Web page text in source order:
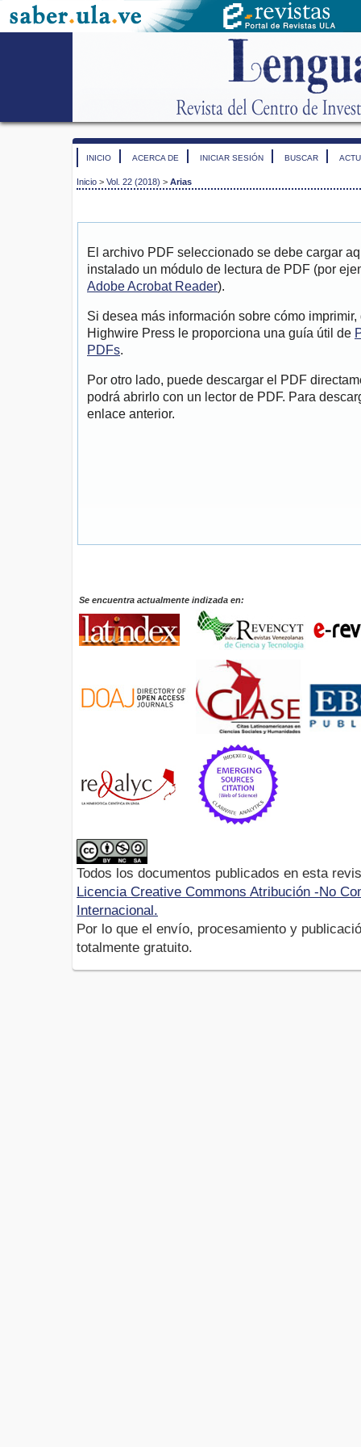
INICIO ACERCA DE INICIAR SESIÓN BUSCAR
Inicio > Vol. 22 (2018) > Arias
El archivo PDF seleccionado se debe cargar
instalado un módulo de lectura de PDF (por
Adobe Acrobat Reader).
Si desea más información sobre cómo
Highwire Press le proporciona una guía útil de
PDFs.
Por otro lado, puede descargar el PDF
podrá abrirlo con un lector de PDF. Para
enlace anterior.
Se encuentra actualmente indizada en:
Todos los documentos publicados en esta
Licencia Creative Commons Atribución -No
Internacional.
Por lo que el envío, procesamiento y
totalmente gratuito.